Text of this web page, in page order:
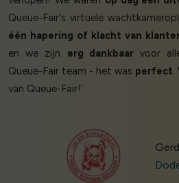
Queue-Fair's virtuele
één hapering of klacht van
en we zijn erg dankbaarvoor
Queue-Fair team - het was perfect.
van Queue-Fair!’